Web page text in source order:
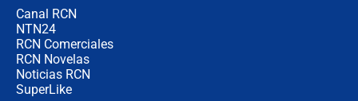
Canal RCN
NTN24
RCN Comerciales
RCN Novelas
Noticias RCN
SuperLike